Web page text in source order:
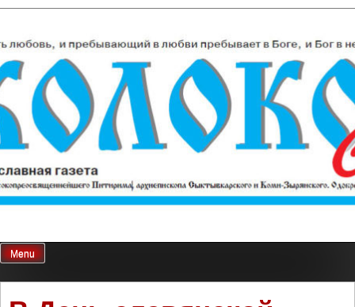
content
Колокол Севера
Menu